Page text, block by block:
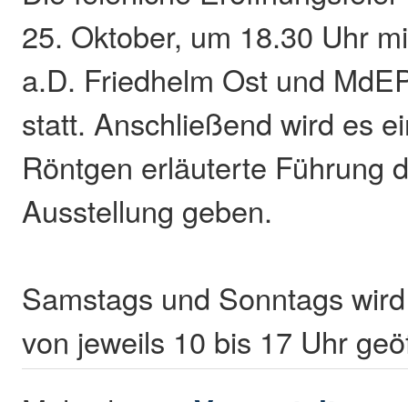
25. Oktober, um 18.30 Uhr
a.D. Friedhelm Ost und
statt. Anschließend wird es
Röntgen erläuterte Führung
Ausstellung geben.
Samstags und Sonntags
von jeweils 10 bis 17 Uhr